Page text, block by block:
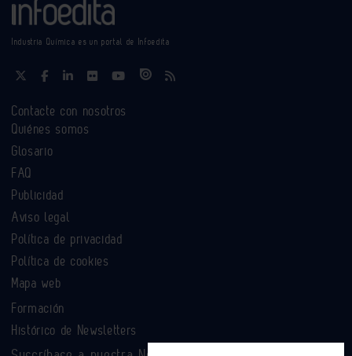
Industria Química es un portal de Infoedita
Contacte con nosotros
Quiénes somos
Glosario
FAQ
Publicidad
Aviso legal
Política de privacidad
Política de cookies
Mapa web
Formación
Histórico de Newsletters